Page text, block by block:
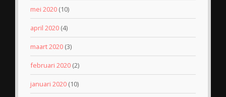
mei 2020 (10)
april 2020 (4)
maart 2020 (3)
februari 2020 (2)
januari 2020 (10)